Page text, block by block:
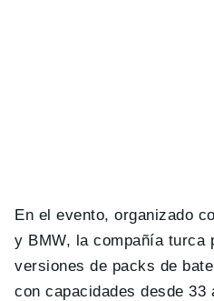
En el evento, organizado
y BMW, la compañía turca
versiones de packs de
con capacidades desde 33